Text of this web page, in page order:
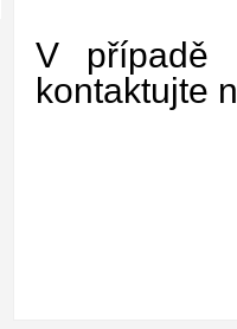
V případě
kontaktujte